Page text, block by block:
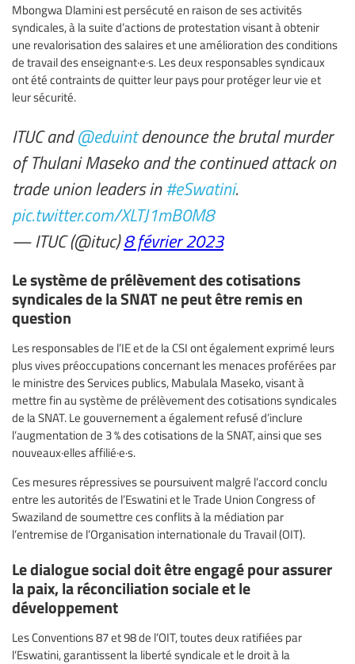
Mbongwa Dlamini est persécuté en raison de ses activités
syndicales, à la suite d’actions de protestation visant à obtenir
une revalorisation des salaires et une amélioration des conditions
de travail des enseignant·e·s. Les deux responsables syndicaux
ont été contraints de quitter leur pays pour protéger leur vie et
leur sécurité.
ITUC and@eduintdenounce the brutal murder
of Thulani Maseko and the continued attack on
trade union leaders in#eSwatini.
pic.twitter.com/XLTJ1mB0M8
— ITUC (@ituc)8 février 2023
Le système de prélèvement des cotisations
syndicales de la SNAT ne peut être remis en
question
Les responsables de l’IE et de la CSI ont également exprimé leurs
plus vives préoccupations concernant les menaces proférées par
le ministre des Services publics, Mabulala Maseko, visant à
mettre fin au système de prélèvement des cotisations syndicales
de la SNAT. Le gouvernement a également refusé d’inclure
l’augmentation de 3 % des cotisations de la SNAT, ainsi que ses
nouveaux·elles affilié·e·s.
Ces mesures répressives se poursuivent malgré l’accord conclu
entre les autorités de l’Eswatini et le Trade Union Congress of
Swaziland de soumettre ces conflits à la médiation par
l’entremise de l’Organisation internationale du Travail (OIT).
Le dialogue social doit être engagé pour assurer
la paix, la réconciliation sociale et le
développement
Les Conventions 87 et 98 de l’OIT, toutes deux ratifiées par
l’Eswatini, garantissent la liberté syndicale et le droit à la